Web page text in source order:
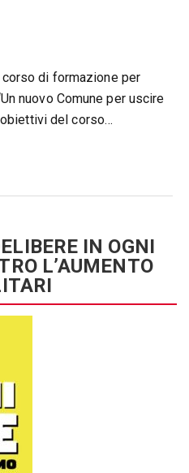
corso di formazione per
nuovo Comune per uscire
del corso…
IN OGNI
L’AUMENTO